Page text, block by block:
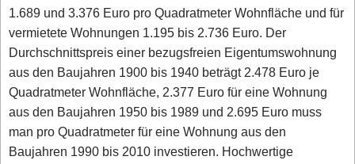
1.689 und 3.376 Euro pro Quadratmeter Wohnfläche und für
vermietete Wohnungen 1.195 bis 2.736 Euro. Der
Durchschnittspreis einer bezugsfreien Eigentumswohnung
aus den Baujahren 1900 bis 1940 beträgt 2.478 Euro je
Quadratmeter Wohnfläche, 2.377 Euro für eine Wohnung
aus den Baujahren 1950 bis 1989 und 2.695 Euro muss
man pro Quadratmeter für eine Wohnung aus den
Baujahren 1990 bis 2010 investieren. Hochwertige